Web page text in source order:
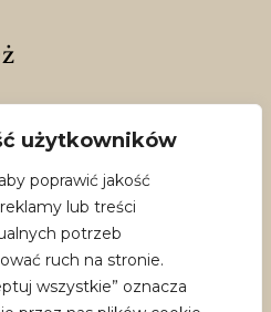
użytkowników
poprawić jakość
lub treści
potrzeb
ruch na stronie.
wszystkie” oznacza